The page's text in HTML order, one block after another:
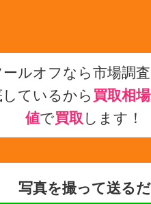
ールオフなら市場調
しているから 買取相
値で買取 します！
写真を撮って送る